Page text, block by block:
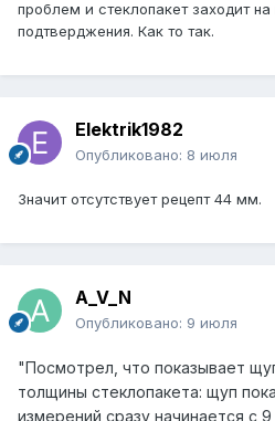
проблем и стеклопакет заходит
подтверджения. Как то так.
Elektrik1982
Опубликовано: 8 июля
Значит отсутствует рецепт 44 мм.
A_V_N
Опубликовано: 9 июля
"Посмотрел, что показывает
толщины стеклопакета: щуп
измерений сразу начинается с